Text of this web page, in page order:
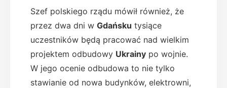
Szef polskiego rządu mówił również, że
przez dwa dni w Gdańsku tysiące
uczestników będą pracować nad wielkim
projektem odbudowy Ukrainy po wojnie.
W jego ocenie odbudowa to nie tylko
stawianie od nowa budynków, elektrowni,